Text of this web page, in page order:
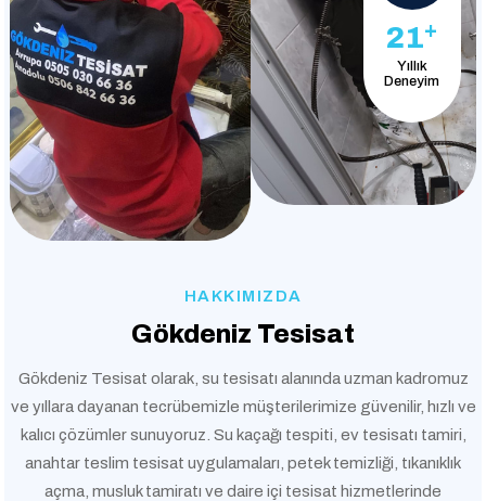
21+
Yıllık
Deneyim
HAKKIMIZDA
Gökdeniz Tesisat
Gökdeniz Tesisat olarak, su tesisatı alanında uzman kadromuz
ve yıllara dayanan tecrübemizle müşterilerimize güvenilir, hızlı ve
kalıcı çözümler sunuyoruz. Su kaçağı tespiti, ev tesisatı tamiri,
anahtar teslim tesisat uygulamaları, petek temizliği, tıkanıklık
açma, musluk tamiratı ve daire içi tesisat hizmetlerinde